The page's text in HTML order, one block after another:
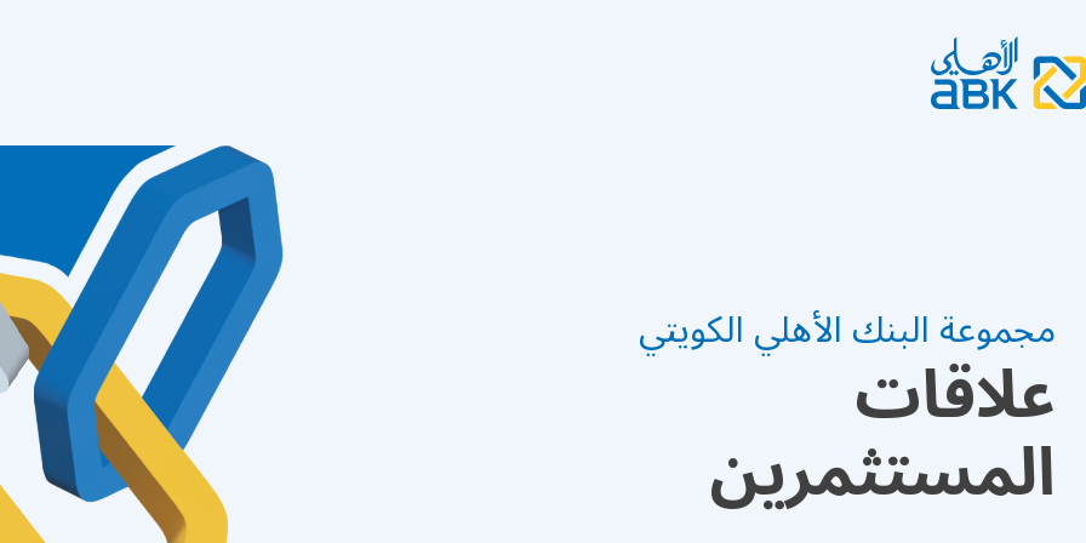
مجموعة البنك الأهلي الكويتي
علاقات
المستثمرين